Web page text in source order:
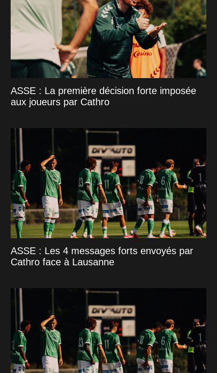
ASSE : La première décision forte imposée
aux joueurs par Cathro
ASSE : Les 4 messages forts envoyés par
Cathro face à Lausanne